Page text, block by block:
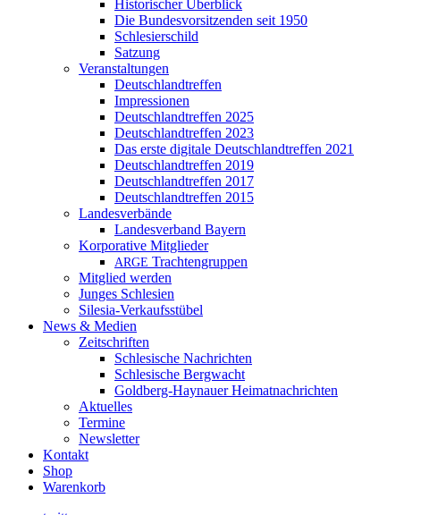
Historischer Überblick
Die Bundesvorsitzenden seit 1950
Schlesierschild
Satzung
Veranstaltungen
Deutschlandtreffen
Impressionen
Deutschlandtreffen 2025
Deutschlandtreffen 2023
Das erste digitale Deutschlandtreffen 2021
Deutschlandtreffen 2019
Deutschlandtreffen 2017
Deutschlandtreffen 2015
Landesverbände
Landesverband Bayern
Korporative Mitglieder
ARGE Trachtengruppen
Mitglied werden
Junges Schlesien
Silesia-Verkaufsstübel
News & Medien
Zeitschriften
Schlesische Nachrichten
Schlesische Bergwacht
Goldberg-Haynauer Heimatnachrichten
Aktuelles
Termine
Newsletter
Kontakt
Shop
Warenkorb